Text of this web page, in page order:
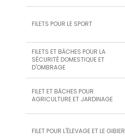
FILETS POUR LE SPORT
FILETS ET BÂCHES POUR LA
SÉCURITÉ DOMESTIQUE ET
D'OMBRAGE
FILET ET BÂCHES POUR
AGRICULTURE ET JARDINAGE
FILET POUR L'ÉLEVAGE ET LE GIBIER